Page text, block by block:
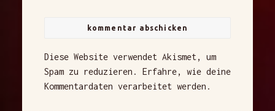
Diese Website verwendet Akismet, um
Spam zu reduzieren. Erfahre, wie deine
Kommentardaten verarbeitet werden.